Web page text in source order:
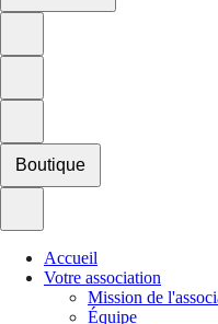
Boutique
Accueil
Votre association
Mission de
Équipe